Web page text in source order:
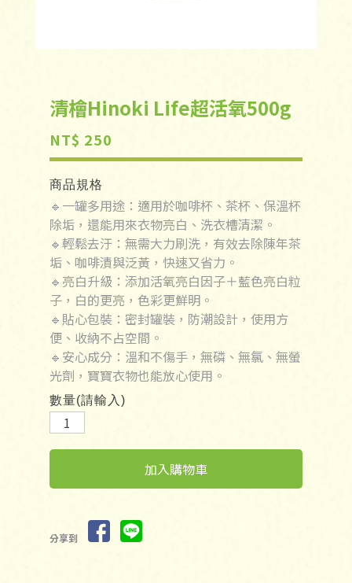
清檜Hinoki Life超活氧500g
NT$ 250
商品規格
🔹一罐多用途：適用於咖啡杯、茶杯、保溫杯
除垢，還能用來衣物亮白、洗衣槽清潔。
🔹輕鬆去汙：無需大力刷洗，有效去除陳年茶
垢、咖啡漬與泛黃，快速又省力。
🔹亮白升級：添加活氧亮白因子＋藍色亮白粒
子，白的更亮，色彩更鮮明。
🔹貼心包裝：密封罐裝，防潮設計，使用方
便、收納不占空間。
🔹安心成分：溫和不傷手，無磷、無氯、無螢
光劑，寶寶衣物也能放心使用。
數量(請輸入)
加入購物車
分享到